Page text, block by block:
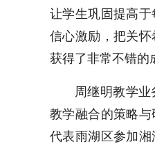
让学生巩固提高
信心激励，把关怀
获得了非常不错的
周继明教学业
教学融合的策略与
代表雨湖区参加